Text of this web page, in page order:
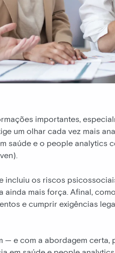
importantes,
um olhar cada vez mais
saúde e o people analytics
incluiu os riscos
ainda mais força. Afinal,
e cumprir exigências
— e com a abordagem certa,